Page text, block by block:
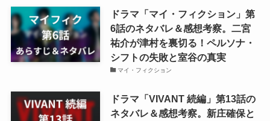
ドラマ「マイ・フィクション」第
6話のネタバレ＆感想考察。二宮
祐介が津村を裏切る！ペルソナ・
シフトの失敗と室谷の真実
マイ・フィクション
ドラマ「VIVANT 続編」第13話の
ネタバレ＆感想考察。新庄確保と